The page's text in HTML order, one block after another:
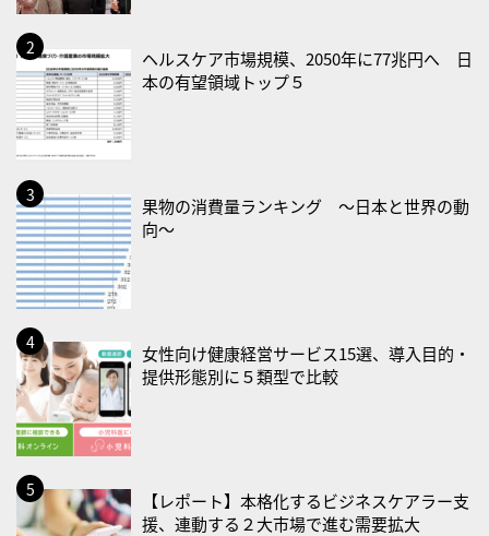
・減塩の日
2026/08/18(火)
・防犯の日
・世界人道デー
・食育の日
2026/08/21(金)
・治療アプリの日
・献血の日
2026/08/22(土)
・禁煙の日
2026/08/23(日)
・不眠の日
・乳酸菌の日
ヘルスケア市場規模、2050年に77兆円へ 日
本の有望領域トップ５
果物の消費量ランキング 〜日本と世界の動
向〜
女性向け健康経営サービス15選、導入目的・
提供形態別に５類型で比較
【レポート】本格化するビジネスケアラー支
援、連動する２大市場で進む需要拡大